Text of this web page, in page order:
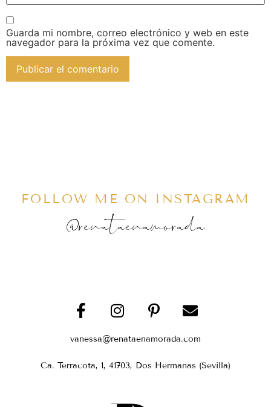
Guarda mi nombre, correo electrónico y web en este
navegador para la próxima vez que comente.
FOLLOW ME ON INSTAGRAM
@renataenamorada
vanessa@renataenamorada.com
Ca. Terracota, 1, 41703, Dos Hermanas (Sevilla)